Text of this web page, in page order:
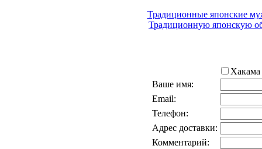
Традиционные японские
Традиционную японскую
Хакама
Ваше имя:
Email:
Телефон:
Адрес доставки:
Комментарий: